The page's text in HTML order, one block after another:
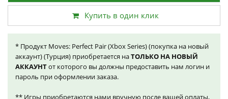
Купить в один клик
* Продукт Moves: Perfect Pair (Xbox Series) (покупка на новый
аккаунт) (Турция) приобретается наТОЛЬКО НА НОВЫЙ
АККАУНТот которого вы должны предоставить нам логин и
пароль при оформлении заказа.